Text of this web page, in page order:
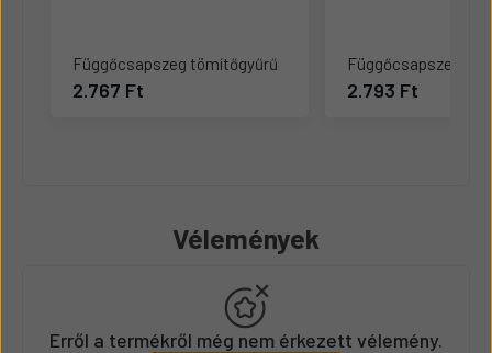
Függőcsapszeg tömítőgyűrű
2.767 Ft
Függőcsapszeg
2.793 Ft
Vélemények
Erről a termékről még nem érkezett vélemény.